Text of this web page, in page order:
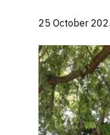
25 October